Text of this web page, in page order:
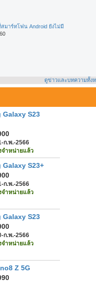
สมาร์ทโฟน Android ยังไม่มี
ดูข่าวและบทความทั้ง
Galaxy S23
ก.พ.-2566
จำหน่ายแล้ว
Galaxy S23+
ก.พ.-2566
จำหน่ายแล้ว
Galaxy S23
ก.พ.-2566
จำหน่ายแล้ว
Z 5G